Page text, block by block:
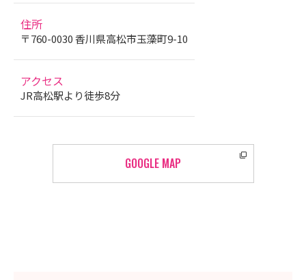
住所
〒760-0030 香川県高松市玉藻町9-10
アクセス
JR高松駅より徒歩8分
GOOGLE MAP